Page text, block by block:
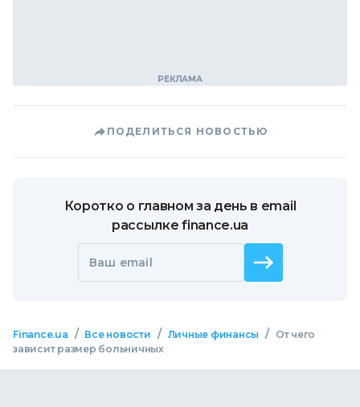
ПОДЕЛИТЬСЯ НОВОСТЬЮ
Коротко о главном за день в email
рассылке finance.ua
Ваш email
Finance.ua / Все новости / Личные финансы /
От чего
зависит размер больничных